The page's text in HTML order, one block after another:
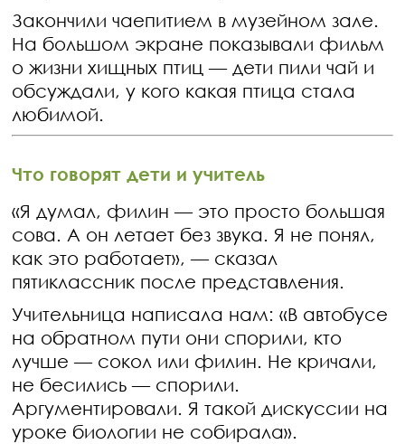
Закончили чаепитием в музейном зале.
На большом экране показывали фильм
о жизни хищных птиц — дети пили чай и
обсуждали, у кого какая птица стала
любимой.
Что говорят дети и учитель
«Я думал, филин — это просто большая
сова. А он летает без звука. Я не понял,
как это работает», — сказал
пятиклассник после представления.
Учительница написала нам: «В автобусе
на обратном пути они спорили, кто
лучше — сокол или филин. Не кричали,
не бесились — спорили.
Аргументировали. Я такой дискуссии на
уроке биологии не собирала».